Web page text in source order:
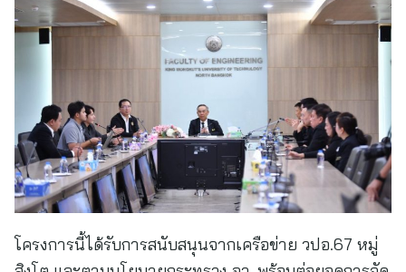
โครงการนี้ได้รับการสนับสนุนจากเครือข่าย วปอ.67 หมู่